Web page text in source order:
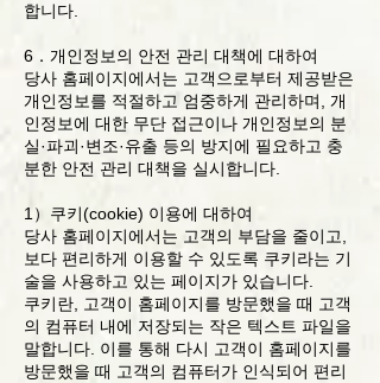
합니다.
6．개인정보의 안전 관리 대책에 대하여
당사 홈페이지에서는 고객으로부터 제공받은
개인정보를 적절하고 엄중하게 관리하며, 개
인정보에 대한 무단 접근이나 개인정보의 분
실·파괴·변조·유출 등의 방지에 필요하고 충
분한 안전 관리 대책을 실시합니다.
1）쿠키(cookie) 이용에 대하여
당사 홈페이지에서는 고객의 부담을 줄이고,
보다 편리하게 이용할 수 있도록 쿠키라는 기
술을 사용하고 있는 페이지가 있습니다.
쿠키란, 고객이 홈페이지를 방문했을 때 고객
의 컴퓨터 내에 저장되는 작은 텍스트 파일을
말합니다. 이를 통해 다시 고객이 홈페이지를
방문했을 때 고객의 컴퓨터가 인식되어 편리